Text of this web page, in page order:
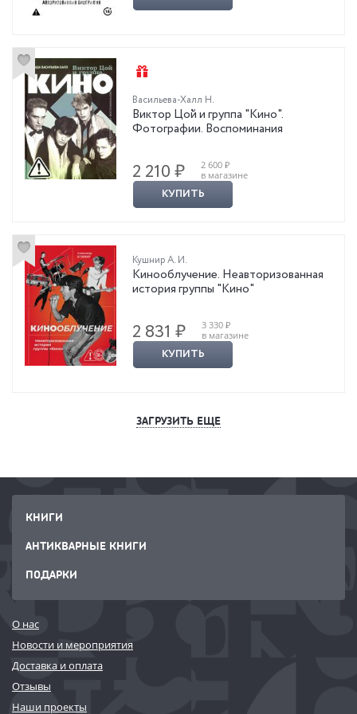
Васильева-Халл Н.
Виктор Цой и группа "Кино".
Фотографии. Воспоминания
2 210 ₽
2 600 ₽
в магазине
КУПИТЬ
Кушнир А. И.
Кинооблучение. Неавторизованная
история группы "Кино"
2 831 ₽
3 330 ₽
в магазине
КУПИТЬ
ЗАГРУЗИТЬ ЕЩЕ
КНИГИ
АНТИКВАРНЫЕ КНИГИ
ПОДАРКИ
О нас
Новости и мероприятия
Доставка и оплата
Отзывы
Наши проекты